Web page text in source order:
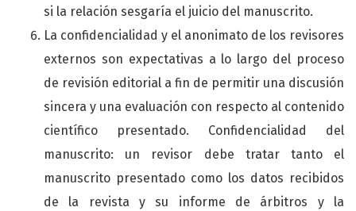
si la relación sesgaría el juicio del manuscrito.
La confidencialidad y el anonimato de los revisores
externos son expectativas a lo largo del proceso
de revisión editorial a fin de permitir una discusión
sincera y una evaluación con respecto al contenido
científico presentado. Confidencialidad del
manuscrito: un revisor debe tratar tanto el
manuscrito presentado como los datos recibidos
de la revista y su informe de árbitros y la